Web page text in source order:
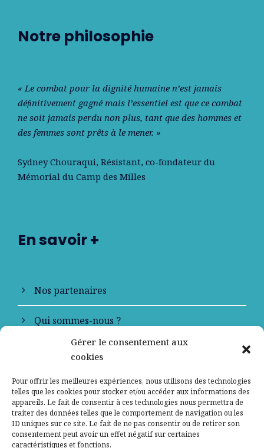
Gérer le consentement aux
cookies
Pour offrir les meilleures expériences, nous utilisons des technologies
telles que les cookies pour stocker et/ou accéder aux informations des
appareils. Le fait de consentir à ces technologies nous permettra de
traiter des données telles que le comportement de navigation ou les
ID uniques sur ce site. Le fait de ne pas consentir ou de retirer son
consentement peut avoir un effet négatif sur certaines
caractéristiques et fonctions.
Notre philosophie
« Le combat pour la dignité humaine n’est jamais
déﬁnitivement gagné mais l’essentiel est que ce combat
ne soit jamais perdu non plus, tant que des hommes et
des femmes sont prêts à le mener. »
Sydney Chouraqui, Résistant, co-fondateur du
Mémorial du Camp des Milles
En savoir +
Nos partenaires
Qui sommes-nous ?
Contactez-nous
Mentions légales
Politique de confidentialité